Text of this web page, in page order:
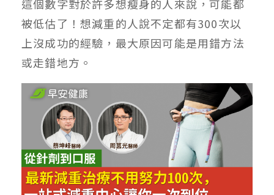
這個數字對於許多想瘦身的人來說，可能都
被低估了！想減重的人說不定都有300次以
上沒成功的經驗，最大原因可能是用錯方法
或走錯地方。